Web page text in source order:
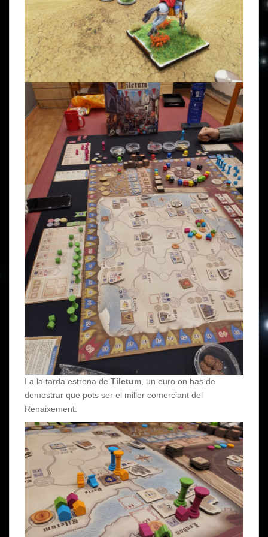
I a la tarda estrena de Tiletum , un euro on has de
demostrar que pots ser el millor comerciant del
Renaixement.